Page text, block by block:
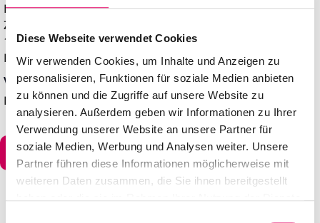
Diese Webseite verwendet Cookies
Wir verwenden Cookies, um Inhalte und Anzeigen zu
personalisieren, Funktionen für soziale Medien anbieten
zu können und die Zugriffe auf unsere Website zu
analysieren. Außerdem geben wir Informationen zu Ihrer
Verwendung unserer Website an unsere Partner für
soziale Medien, Werbung und Analysen weiter. Unsere
Partner führen diese Informationen möglicherweise mit
weiteren Daten zusammen, die Sie ihnen bereitgestellt
Datum:9. Februar
Zeit:
15:00 – 19:00
Kategorie:Finkenherd
VERANSTALTUNGSORT
Finkenherd
Zum Kalender hinzufügen